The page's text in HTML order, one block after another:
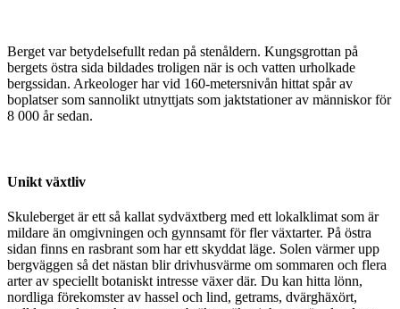
Berget var betydelsefullt redan på stenåldern. Kungsgrottan på
bergets östra sida bildades troligen när is och vatten urholkade
bergssidan. Arkeologer har vid 160-metersnivån hittat spår av
boplatser som sannolikt utnyttjats som jaktstationer av människor för
8 000 år sedan.
Unikt växtliv
Skuleberget är ett så kallat sydväxtberg med ett lokalklimat som är
mildare än omgivningen och gynnsamt för fler växtarter. På östra
sidan finns en rasbrant som har ett skyddat läge. Solen värmer upp
bergväggen så det nästan blir drivhusvärme om sommaren och flera
arter av speciellt botaniskt intresse växer där. Du kan hitta lönn,
nordliga förekomster av hassel och lind, getrams, dvärghäxört,